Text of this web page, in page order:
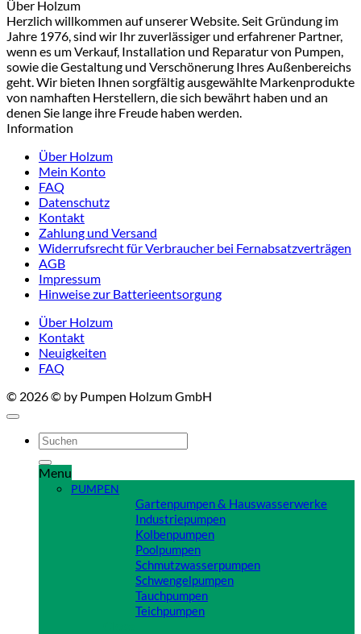
Über Holzum
Herzlich willkommen auf unserer Website. Seit Gründung im
Jahre 1976, sind wir Ihr zuverlässiger und erfahrener Partner,
wenn es um Verkauf, Installation und Reparatur von Pumpen,
sowie die Gestaltung und Verschönerung Ihres Außenbereichs
geht. Wir bieten Ihnen sorgfältig ausgewählte Markenprodukte
von namhaften Herstellern, die sich bewährt haben und an
denen Sie lange ihre Freude haben werden.
Information
Über Holzum
Mein Konto
FAQ
Datenschutz
Kontakt
Zahlung und Versand
Widerrufsrecht für Verbraucher bei Fernabsatzverträgen
AGB
Impressum
Hinweise zur Batterieentsorgung
Über Holzum
Kontakt
Neuigkeiten
FAQ
© 2026 © by Pumpen Holzum GmbH
Suchen
nach:
Menu
PUMPEN
Gartenpumpen & Hauswasserwerke
Industriepumpen
Kolbenpumpen
Poolpumpen
Schmutzwasserpumpen
Schwengelpumpen
Tauchpumpen
Teichpumpen